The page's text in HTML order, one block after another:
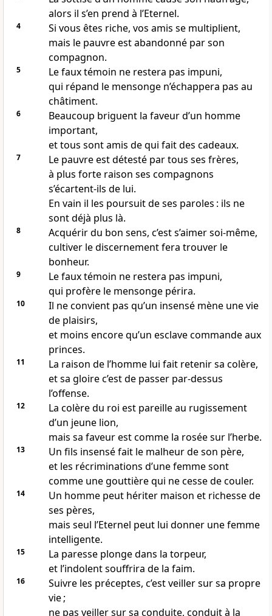
alors il s’en prend à l’Eternel.
4
Si vous êtes riche, vos amis se multiplient,
mais le pauvre est abandonné par son
compagnon.
5
Le faux témoin ne restera pas impuni,
qui répand le mensonge n’échappera pas au
châtiment.
6
Beaucoup briguent la faveur d’un homme
important,
et tous sont amis de qui fait des cadeaux.
7
Le pauvre est détesté par tous ses frères,
à plus forte raison ses compagnons
s’écartent-ils de lui.
En vain il les poursuit de ses paroles : ils ne
sont déjà plus là.
8
Acquérir du bon sens, c’est s’aimer soi-même,
cultiver le discernement fera trouver le
bonheur.
9
Le faux témoin ne restera pas impuni,
qui profère le mensonge périra.
10
Il ne convient pas qu’un insensé mène une vie
de plaisirs,
et moins encore qu’un esclave commande aux
princes.
11
La raison de l’homme lui fait retenir sa colère,
et sa gloire c’est de passer par-dessus
l’offense.
12
La colère du roi est pareille au rugissement
d’un jeune lion,
mais sa faveur est comme la rosée sur l’herbe.
13
Un fils insensé fait le malheur de son père,
et les récriminations d’une femme sont
comme une gouttière qui ne cesse de couler.
14
Un homme peut hériter maison et richesse de
ses pères,
mais seul l’Eternel peut lui donner une femme
intelligente.
15
La paresse plonge dans la torpeur,
et l’indolent souffrira de la faim.
16
Suivre les préceptes, c’est veiller sur sa propre
vie ;
ne pas veiller sur sa conduite, conduit à la